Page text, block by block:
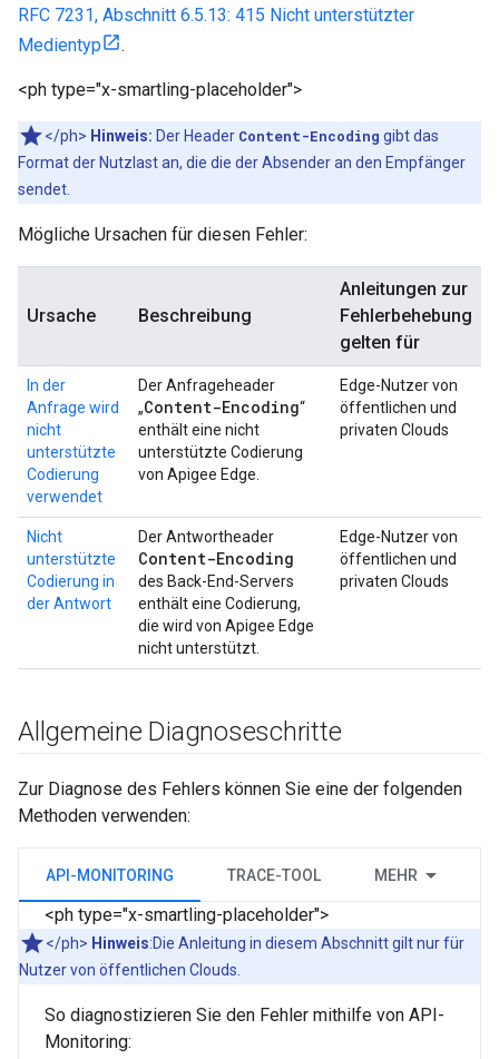
RFC 7231, Abschnitt 6.5.13: 415 Nicht unterstützter
Medientyp
.
<ph type="x-smartling-placeholder">
</ph> Hinweis: Der Header Content-Encoding gibt das
Format der Nutzlast an, die die der Absender an den Empfänger
sendet.
Mögliche Ursachen für diesen Fehler:
Ursache Beschreibung
Anleitungen zur
Fehlerbehebung
gelten für
In der
Anfrage wird
nicht
unterstützte
Codierung
verwendet
Der Anfrageheader
„Content-Encoding“
enthält eine nicht
unterstützte Codierung
von Apigee Edge.
Edge-Nutzer von
öffentlichen und
privaten Clouds
Nicht
unterstützte
Codierung in
der Antwort
Der Antwortheader
Content-Encoding
des Back-End-Servers
enthält eine Codierung,
die wird von Apigee Edge
nicht unterstützt.
Edge-Nutzer von
öffentlichen und
privaten Clouds
Allgemeine Diagnoseschritte
Zur Diagnose des Fehlers können Sie eine der folgenden
Methoden verwenden:
API-MONITORING TRACE-TOOL MEHR
<ph type="x-smartling-placeholder">
</ph> Hinweis:Die Anleitung in diesem Abschnitt gilt nur für
Nutzer von öffentlichen Clouds.
So diagnostizieren Sie den Fehler mithilfe von API-
Monitoring: